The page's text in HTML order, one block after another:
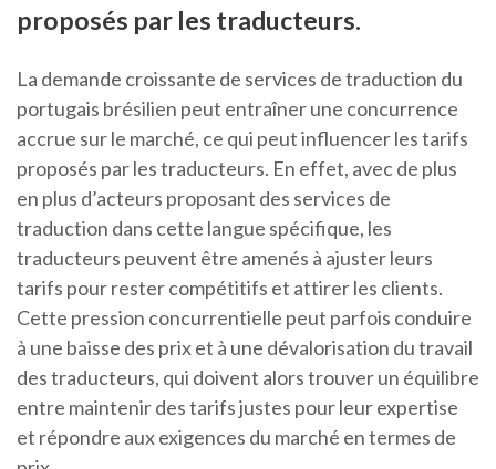
proposés par les traducteurs.
La demande croissante de services de traduction du
portugais brésilien peut entraîner une concurrence
accrue sur le marché, ce qui peut influencer les tarifs
proposés par les traducteurs. En effet, avec de plus
en plus d’acteurs proposant des services de
traduction dans cette langue spécifique, les
traducteurs peuvent être amenés à ajuster leurs
tarifs pour rester compétitifs et attirer les clients.
Cette pression concurrentielle peut parfois conduire
à une baisse des prix et à une dévalorisation du travail
des traducteurs, qui doivent alors trouver un équilibre
entre maintenir des tarifs justes pour leur expertise
et répondre aux exigences du marché en termes de